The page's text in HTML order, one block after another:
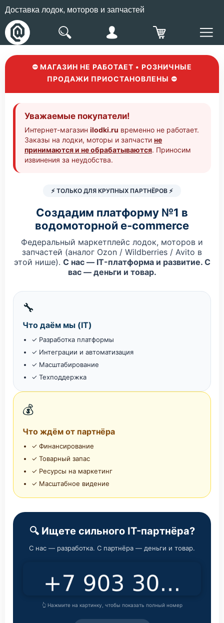
Доставка лодок, моторов и запчастей
⛔ МАГАЗИН НЕ РАБОТАЕТ • РОЗНИЧНЫЕ
ПРОДАЖИ ПРИОСТАНОВЛЕНЫ ⛔
Уважаемые покупатели!
Интернет-магазин ilodki.ru временно не работает.
Заказы на лодки, моторы и запчасти не
принимаются и не обрабатываются. Приносим
извинения за неудобства.
⚡ ТОЛЬКО ДЛЯ КРУПНЫХ ПАРТНЁРОВ ⚡
Создадим платформу №1 в
водомоторной e‑commerce
Федеральный маркетплейс лодок, моторов и
запчастей (аналог Ozon / Wildberries / Avito в
этой нише). С нас — IT-платформа и развитие. С
вас — деньги и товар.
🔧
Что даём мы (IT)
✓ Разработка платформы
✓ Интеграции и автоматизация
✓ Масштабирование
✓ Техподдержка
💰
Что ждём от партнёра
✓ Финансирование
✓ Товарный запас
✓ Ресурсы на маркетинг
✓ Масштабное видение
🔍 Ищете сильного IT-партнёра?
С нас — разработка. С партнёра — деньги и товар.
👆 Нажмите на картинку, чтобы показать полный номер